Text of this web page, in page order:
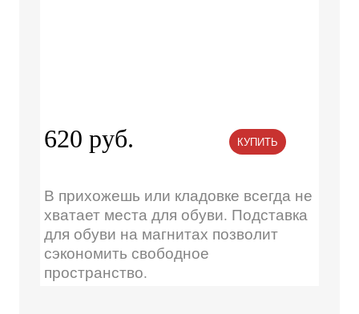
620 руб. КУПИТЬ
В прихожешь или кладовке всегда не
хватает места для обуви. Подставка
для обуви на магнитах позволит
сэкономить свободное
пространство.